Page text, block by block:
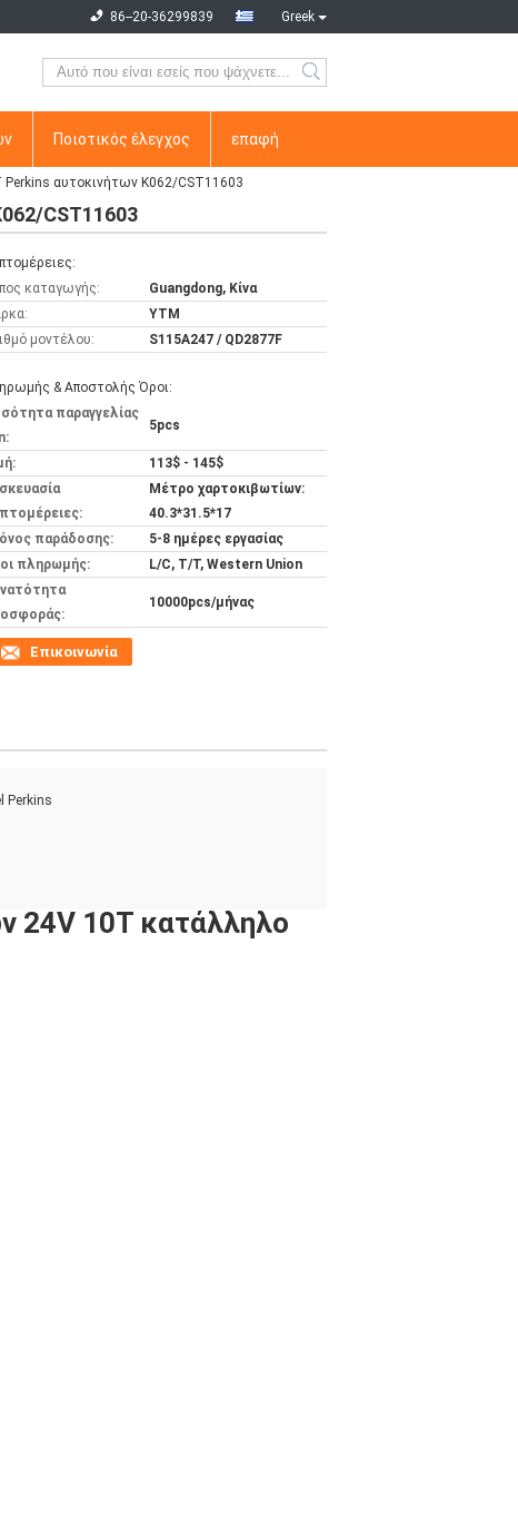
Greek
86--20-36299839
Ποιοτικός έλεγχος επαφή
αυτοκινήτων K062/CST11603
CST11603
καταγωγής:
Guangdong, Κίνα
YTM
μοντέλου:
S115A247 / QD2877F
& Αποστολής Όροι:
παραγγελίας
5pcs
113$ - 145$
Μέτρο χαρτοκιβωτίων:
40.3*31.5*17
παράδοσης:
5-8 ημέρες εργασίας
πληρωμής:
L/C, T/T, Western Union
10000pcs/μήνας
Επικοινωνία
Perkins
24V 10T κατάλληλο